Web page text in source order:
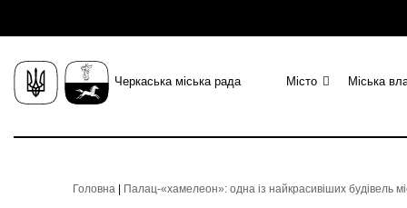
Черкаська міська рада Місто Міська
Головна Палац-«хамелеон»: одна із найкрасивіших будівель